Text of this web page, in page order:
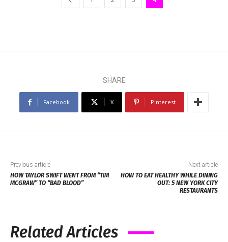
SHARE
Facebook X Pinterest
Previous article
HOW TAYLOR SWIFT WENT FROM “TIM
MCGRAW” TO “BAD BLOOD”
Next article
HOW TO EAT HEALTHY WHILE DINING
OUT: 5 NEW YORK CITY
RESTAURANTS
Related Articles